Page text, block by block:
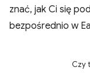
znać, jak Ci się
bezpośrednio w
Czy